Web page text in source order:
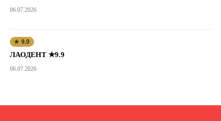
06.07.2026
★ 9.9
ЛАОДЕНТ ★9.9
06.07.2026